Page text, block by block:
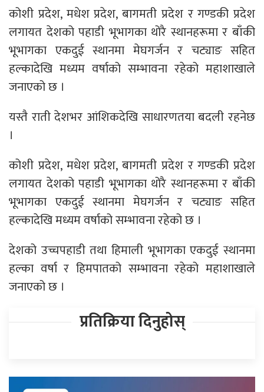
कोशी प्रदेश, मधेश प्रदेश, बागमती प्रदेश र गण्डकी प्रदेश
लगायत देशको पहाडी भूभागका थोरै स्थानहरूमा र बाँकी
भूभागका एकदुई स्थानमा मेघगर्जन र चट्याङ सहित
हल्कादेखि मध्यम वर्षाको सम्भावना रहेको महाशाखाले
जनाएको छ ।
यस्तै राती देशभर आंशिकदेखि साधारणतया बदली रहनेछ
।
कोशी प्रदेश, मधेश प्रदेश, बागमती प्रदेश र गण्डकी प्रदेश
लगायत देशको पहाडी भूभागका थोरै स्थानहरूमा र बाँकी
भूभागका एकदुई स्थानमा मेघगर्जन र चट्याङ सहित
हल्कादेखि मध्यम वर्षाको सम्भावना रहेको छ ।
देशको उच्चपहाडी तथा हिमाली भूभागका एकदुई स्थानमा
हल्का वर्षा र हिमपातको सम्भावना रहेको महाशाखाले
जनाएको छ ।
प्रतिक्रिया दिनुहोस्